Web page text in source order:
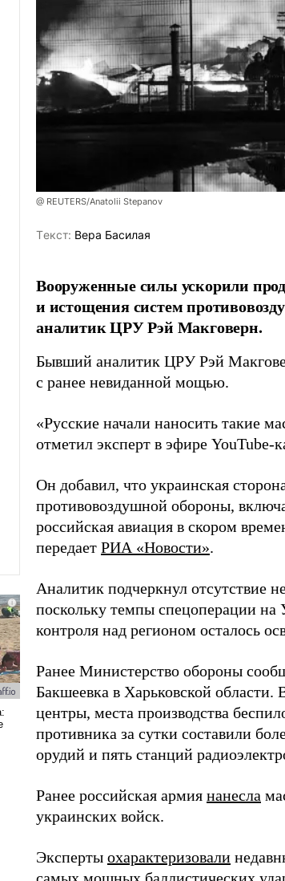
@ REUTERS/Anatolii Stepanov
Tекст: Вера Басилая
Вооруженные силы ускорили
и истощения систем
аналитик ЦРУ Рэй Макговерн.
Бывший аналитик ЦРУ Рэй
с ранее невиданной мощью.
«Русские начали наносить такие
отметил эксперт в эфире YouTube-
Он добавил, что украинская
противовоздушной обороны,
российская авиация в скором
передает РИА «Новости».
Аналитик подчеркнул отсутствие
поскольку темпы спецоперации на
контроля над регионом осталось
Ранее Министерство обороны
Бакшеевка в Харьковской
центры, места производства
противника за сутки составили
орудий и пять станций
Ранее российская армия нанесла
украинских войск.
Эксперты охарактеризовали